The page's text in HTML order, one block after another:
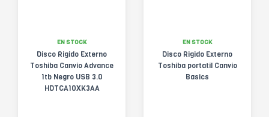
EN STOCK
Disco Rigido Externo
Toshiba Canvio Advance
1tb Negro USB 3.0
HDTCA10XK3AA
EN STOCK
Disco Rigido Externo
Toshiba portatil Canvio
Basics